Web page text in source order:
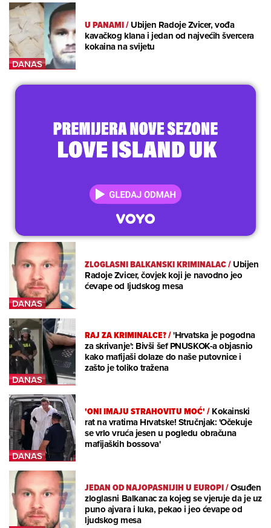
U PANAMI/Ubijen Radoje Zvicer, vođa
kavačkog klana i jedan od najvećih švercera
kokaina na svijetu
ZLOGLASNI BALKANSKI KRIMINALAC/Ubijen
Radoje Zvicer, čovjek koji je navodno jeo
ćevape od ljudskog mesa
RAJ ZA KRIMINALCE?/'Hrvatska je pogodna
za skrivanje': Bivši šef PNUSKOK-a objasnio
kako mafijaši dolaze do naše putovnice i
zašto je toliko tražena
'ONI IMAJU STRAHOVITU MOĆ'/Kokainski
rat na vratima Hrvatske! Stručnjak: 'Očekuje
se vrlo vruća jesen u pogledu obračuna
mafijaških bossova'
JEDAN OD NAJOPASNIJIH U EUROPI/Osuđen
zloglasni Balkanac za kojeg se vjeruje da je uz
puno ajvara i luka, pekao i jeo ćevape od
ljudskog mesa